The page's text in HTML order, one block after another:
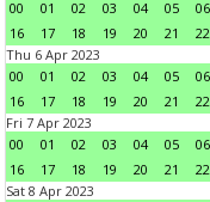
00
01 02 03 04 05 06
16
17 18 19 20 21 22
Thu 6 Apr 2023
00
01 02 03 04 05 06
16
17 18 19 20 21 22
Fri 7 Apr 2023
00
01 02 03 04 05 06
16
17 18 19 20 21 22
Sat 8 Apr 2023